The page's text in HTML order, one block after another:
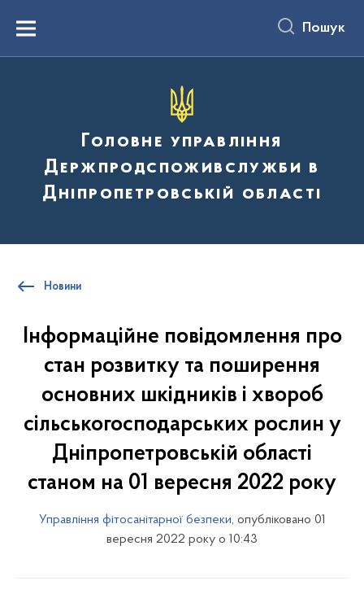
вмістуMenu Пошук
Головне управління
Держпродспоживслужби в
Дніпропетровській області
Новини
Інформаційне повідомлення про
стан розвитку та поширення
основних шкідників і хвороб
сільськогосподарських рослин у
Дніпропетровській області
станом на 01 вересня 2022 року
Управління фітосанітарної безпеки, опубліковано 01
вересня 2022 року о 10:43